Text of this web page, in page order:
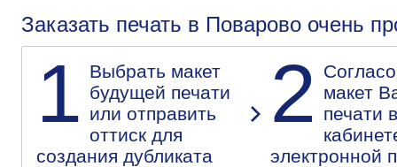
Заказать печать в Поварово очень
1 Выбрать макет
будущей печати
или отправить
оттиск для
создания дубликата
2
макет
печати
электронной